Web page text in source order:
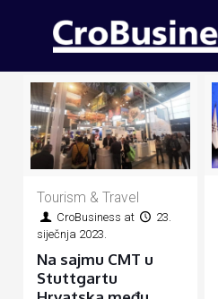
Tourism & Travel
CroBusiness at
23.
siječnja 2023.
Na sajmu CMT u
Stuttgartu